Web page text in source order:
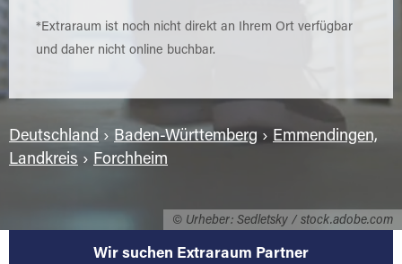
© Urheber: Sedletsky / stock.adobe.com
*Extraraum ist noch nicht direkt an Ihrem Ort verfügbar
und daher nicht online buchbar.
Deutschland › Baden-Württemberg › Emmendingen,
Landkreis › Forchheim
Wir suchen Extraraum Partner